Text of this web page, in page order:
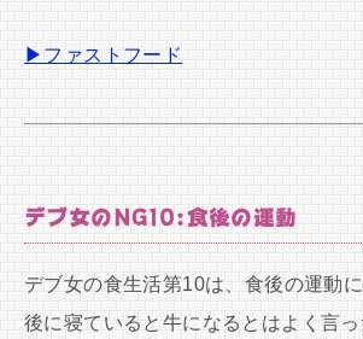
▶ファストフード
デブ女のNG10:食後の運動
デブ女の食生活第10は、食後の運動
後に寝ていると牛になるとはよく言